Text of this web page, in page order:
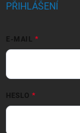
PŘIHLÁŠENÍ
E-MAIL
HESLO